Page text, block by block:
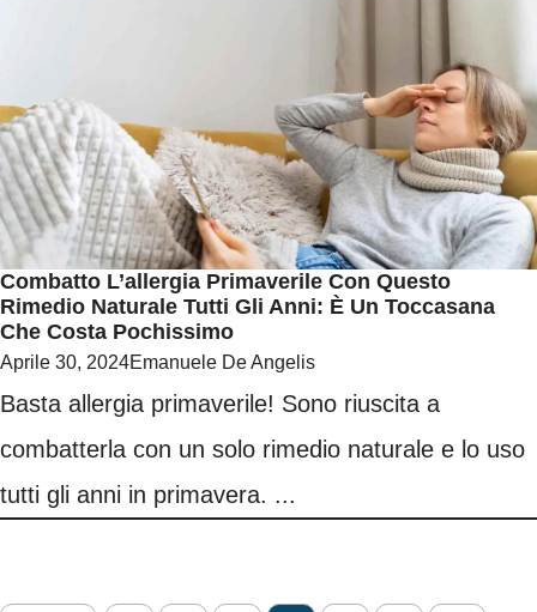
Combatto L’allergia Primaverile Con Questo
Rimedio Naturale Tutti Gli Anni: È Un Toccasana
Che Costa Pochissimo
Aprile 30, 2024Emanuele De Angelis
Basta allergia primaverile! Sono riuscita a
combatterla con un solo rimedio naturale e lo uso
tutti gli anni in primavera. ...